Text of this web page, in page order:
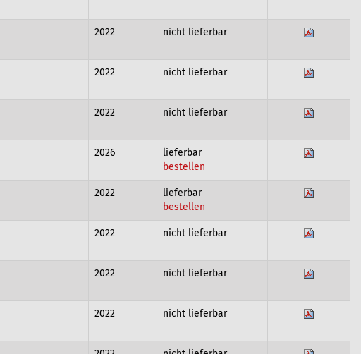
2022 nicht lieferbar
2022 nicht lieferbar
2022 nicht lieferbar
2026
lieferbar
bestellen
2022
lieferbar
bestellen
2022 nicht lieferbar
2022 nicht lieferbar
2022 nicht lieferbar